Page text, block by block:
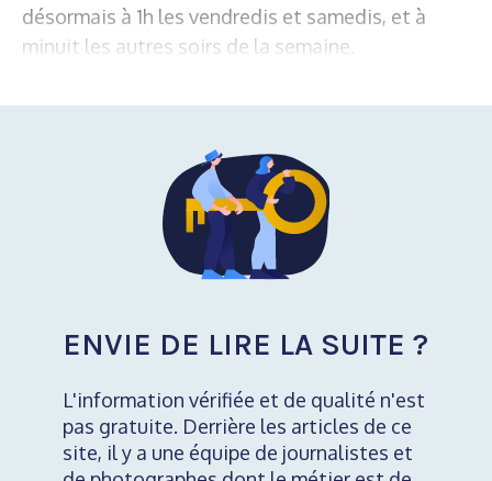
désormais à 1h les vendredis et samedis, et à
minuit les autres soirs de la semaine.
ENVIE DE LIRE LA SUITE ?
L'information vérifiée et de qualité n'est
pas gratuite. Derrière les articles de ce
site, il y a une équipe de journalistes et